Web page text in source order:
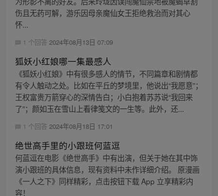
伤且无药可解，游乐因母亲魔仙女王拒绝救治而对其心
怀...
1 个回答 2024年08月13日 07:09
狐妖小红娘哪一集最感人
《狐妖小红娘》中有很多感人的情节，不同篇章和剧情都
有令人触动之处。比如在平丘的梦境里，他说出“我愿意”；
王权富贵万箭穿心的深情告白；小白抱着苏苏说“我回来
了”；颜如玉在雪山上看律笺文的一生等。此外，还...
1 个回答 2024年08月18日 17:01
绝世高手里的小跟班何蓝逗
何蓝逗在电影《绝世高手》中有出演，但关于她在其中饰
演小跟班的具体信息，现有资料中未作详细介绍。 原漫画
《一人之下》同样精彩，点击按钮下载 App 立享精彩内
容！